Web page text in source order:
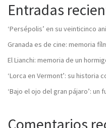
Entradas
‘Persépolis’ en su veinticinco
Granada es de cine: memoria
El Lianchi: memoria de un
‘Lorca en Vermont’: su historia
‘Bajo el ojo del gran pájaro’: un
Comentarios